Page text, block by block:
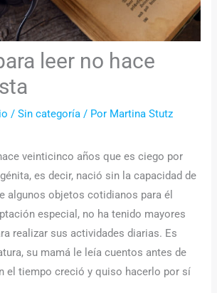
leer no hace
/Sin categoría / Por Martina Stutz
veinticinco años que es ciego por
es decir, nació sin la capacidad de
algunos objetos cotidianos para él
especial, no ha tenido mayores
realizar sus actividades diarias. Es
su mamá le leía cuentos antes de
el tiempo creció y quiso hacerlo por sí